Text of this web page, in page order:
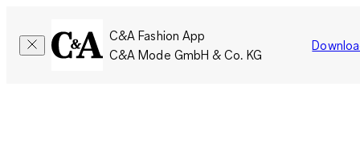
C&A Fashion App
C&A Mode GmbH & Co. KG